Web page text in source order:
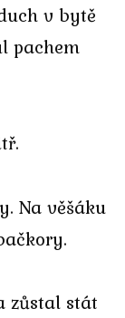
v bytě
pachem
Na věšáku
zůstal stát